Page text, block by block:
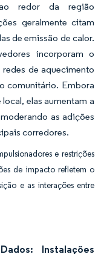
redor da região
geralmente citam
de emissão de calor.
incorporam o
de aquecimento
comunitário. Embora
elas aumentam a
as adições
corredores.
e restrições
de impacto refletem o
e as interações entre
Instalações